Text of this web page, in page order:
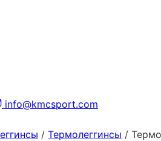
info@kmcsport.com
/ Термолеггинсы /